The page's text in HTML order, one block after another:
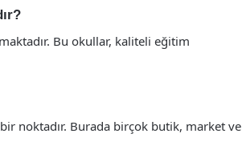
Bu okullar, kaliteli eğitim
noktadır. Burada birçok butik, market ve